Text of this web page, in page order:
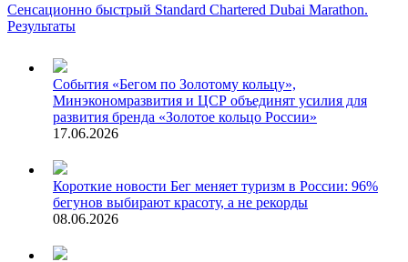
Сенсационно быстрый Standard Chartered Dubai Marathon.
Результаты
События «Бегом по Золотому кольцу»,
Минэкономразвития и ЦСР объединят усилия для
развития бренда «Золотое кольцо России»
17.06.2026
Короткие новости Бег меняет туризм в России: 96%
бегунов выбирают красоту, а не рекорды
08.06.2026